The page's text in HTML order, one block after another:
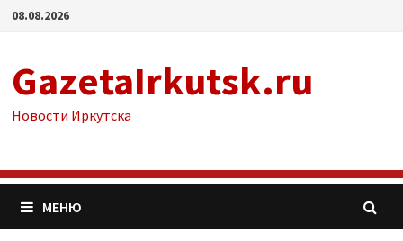
Перейти
08.08.2026
GazetaIrkutsk.ru
Новости Иркутска
МЕНЮ